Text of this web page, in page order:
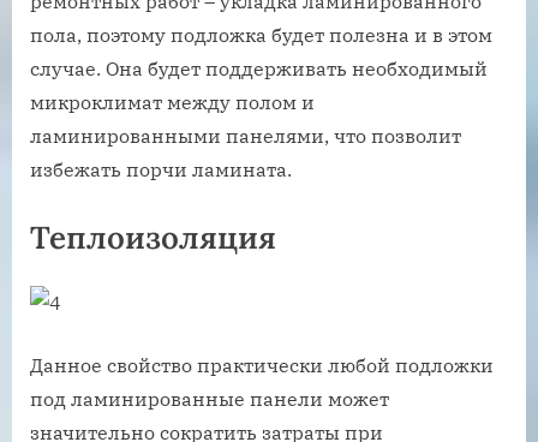
пола, поэтому подложка будет полезна и в этом
случае. Она будет поддерживать необходимый
микроклимат между полом и
ламинированными панелями, что позволит
избежать порчи ламината.
Теплоизоляция
Данное свойство практически любой подложки
под ламинированные панели может
значительно сократить затраты при